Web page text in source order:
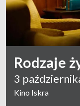
Rodzaje
3
Kino Iskra